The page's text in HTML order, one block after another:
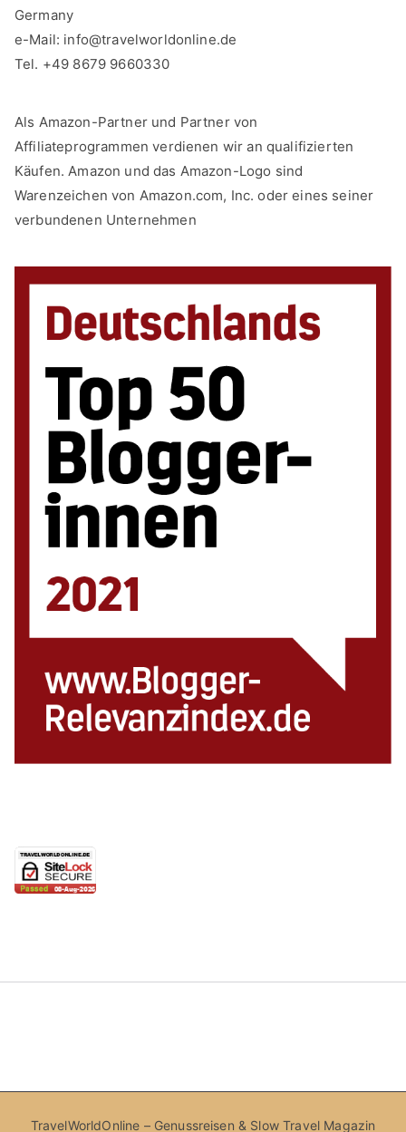
Germany
e-Mail: info@travelworldonline.de
Tel. +49 8679 9660330
Als Amazon-Partner und Partner von
Affiliateprogrammen verdienen wir an qualifizierten
Käufen. Amazon und das Amazon-Logo sind
Warenzeichen von Amazon.com, Inc. oder eines seiner
verbundenen Unternehmen
TravelWorldOnline – Genussreisen & Slow Travel Magazin